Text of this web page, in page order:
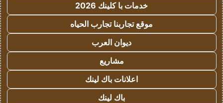
خدمات با كلينك 2026
موقع تجاربنا تجارب الحياه
ديوان العرب
مشاريع
اعلانات باك لينك
باك لينك